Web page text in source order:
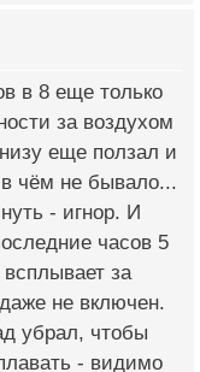
в 8 еще только
за воздухом
еще ползал и
чём не бывало...
- игнор. И
часов 5
за
не включен.
убрал, чтобы
- видимо